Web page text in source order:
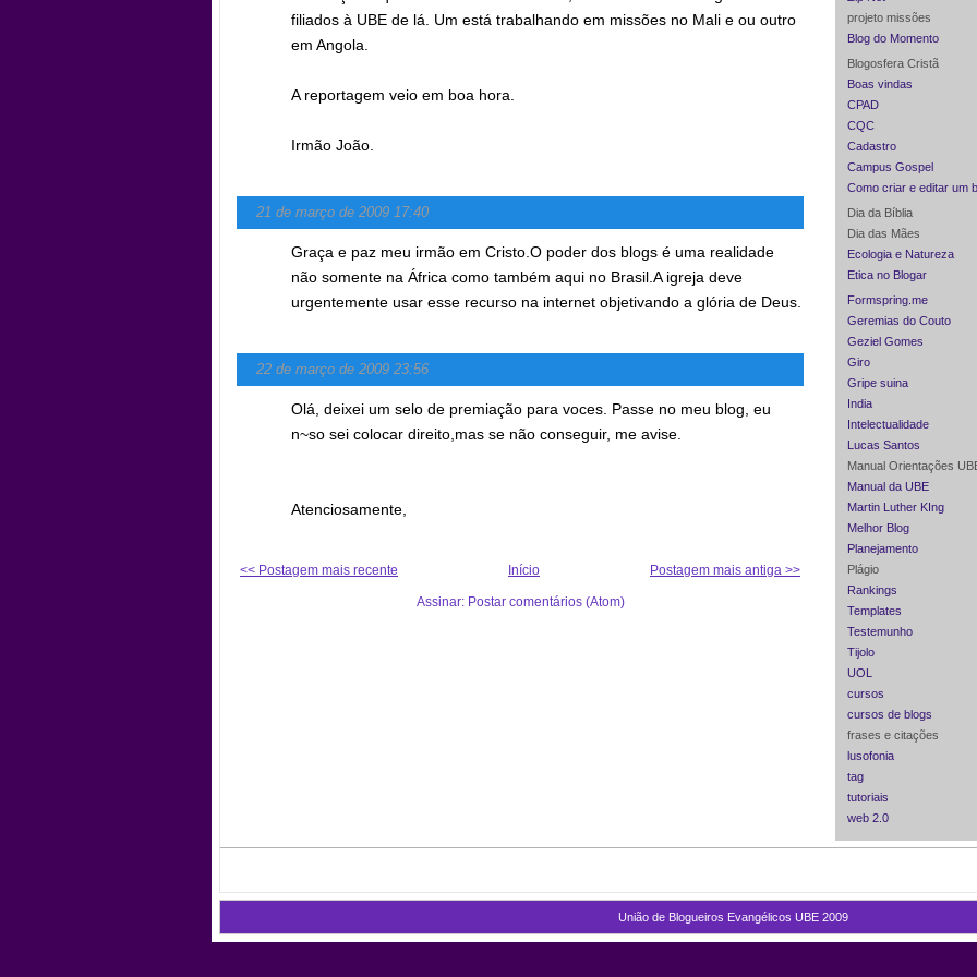
filiados à UBE de lá. Um está trabalhando em missões no Mali e ou outro
em Angola.
A reportagem veio em boa hora.
Irmão João.
21 de março de 2009 17:40
Graça e paz meu irmão em Cristo.O poder dos blogs é uma realidade
não somente na África como também aqui no Brasil.A igreja deve
urgentemente usar esse recurso na internet objetivando a glória de Deus.
22 de março de 2009 23:56
Olá, deixei um selo de premiação para voces. Passe no meu blog, eu
n~so sei colocar direito,mas se não conseguir, me avise.
Atenciosamente,
<< Postagem mais recente Postagem mais antiga >>
Início
Assinar: Postar comentários (Atom)
projeto missões
Blog do Momento
Blogosfera Cristã
Boas vindas
CPAD
CQC
Cadastro
Campus Gospel
Como criar e editar um
Dia da Bíblia
Dia das Mães
Ecologia e Natureza
Etica no Blogar
Formspring.me
Geremias do Couto
Geziel Gomes
Giro
Gripe suina
India
Intelectualidade
Lucas Santos
Manual Orientações
Manual da UBE
Martin Luther KIng
Melhor Blog
Planejamento
Plágio
Rankings
Templates
Testemunho
Tijolo
UOL
cursos
cursos de blogs
frases e citações
lusofonia
tag
tutoriais
web 2.0
União de Blogueiros Evangélicos UBE 2009